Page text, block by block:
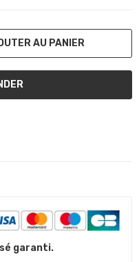
AU PANIER
garanti.